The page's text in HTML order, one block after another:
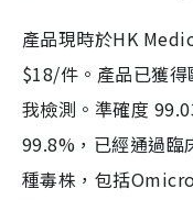
產品現時於HK
$18/件。產品已獲得
我檢測。準確度
99.8%，已經通過臨
種毒株，包括